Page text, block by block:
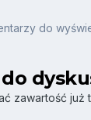
do
do
zawartość już